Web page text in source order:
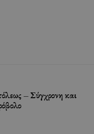
– Σύγχρονη και